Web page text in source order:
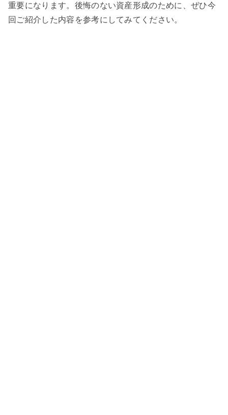
重要になります。後悔のない資産形成のために、ぜひ今
回ご紹介した内容を参考にしてみてください。